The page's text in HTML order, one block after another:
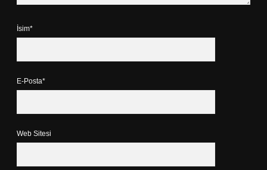
İsim*
E-Posta*
Web Sitesi